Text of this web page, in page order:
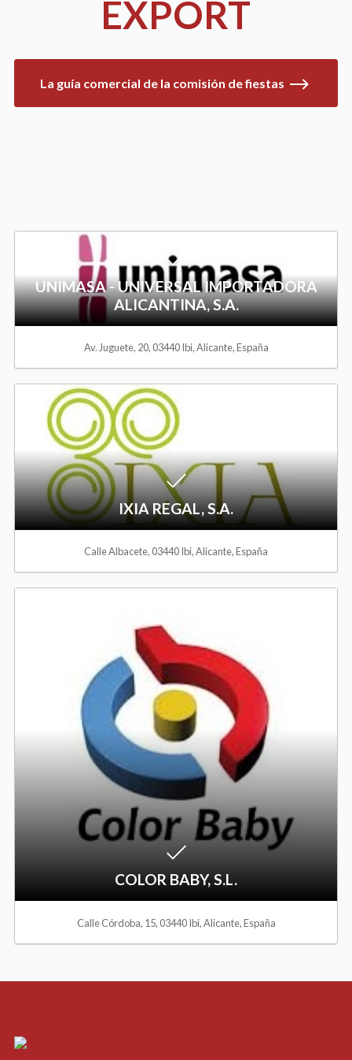
EXPORT
La guía comercial de la comisión de fiestas
d
d
o
s
h
i
UNIMASA - UNIVERSAL IMPORTADORA
ALICANTINA, S.A.
Av. Juguete, 20, 03440 Ibi, Alicante, España
d
t
o
W
s
t
IXIA REGAL, S.A.
Calle Albacete, 03440 Ibi, Alicante, España
o
W
i
s
h
l
i
COLOR BABY, S.L.
Calle Córdoba, 15, 03440 Ibi, Alicante, España